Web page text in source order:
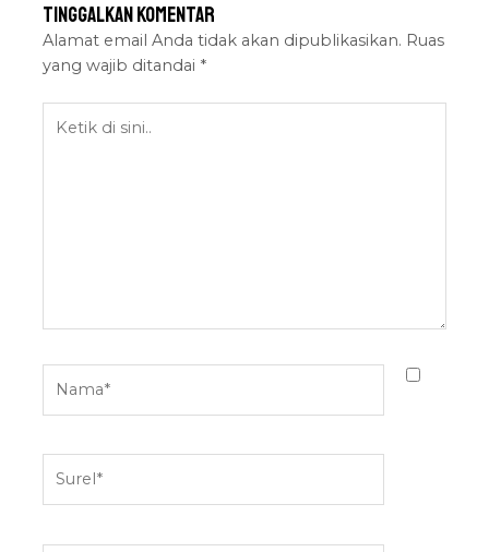
Tinggalkan Komentar
Alamat email Anda tidak akan dipublikasikan. Ruas
yang wajib ditandai *